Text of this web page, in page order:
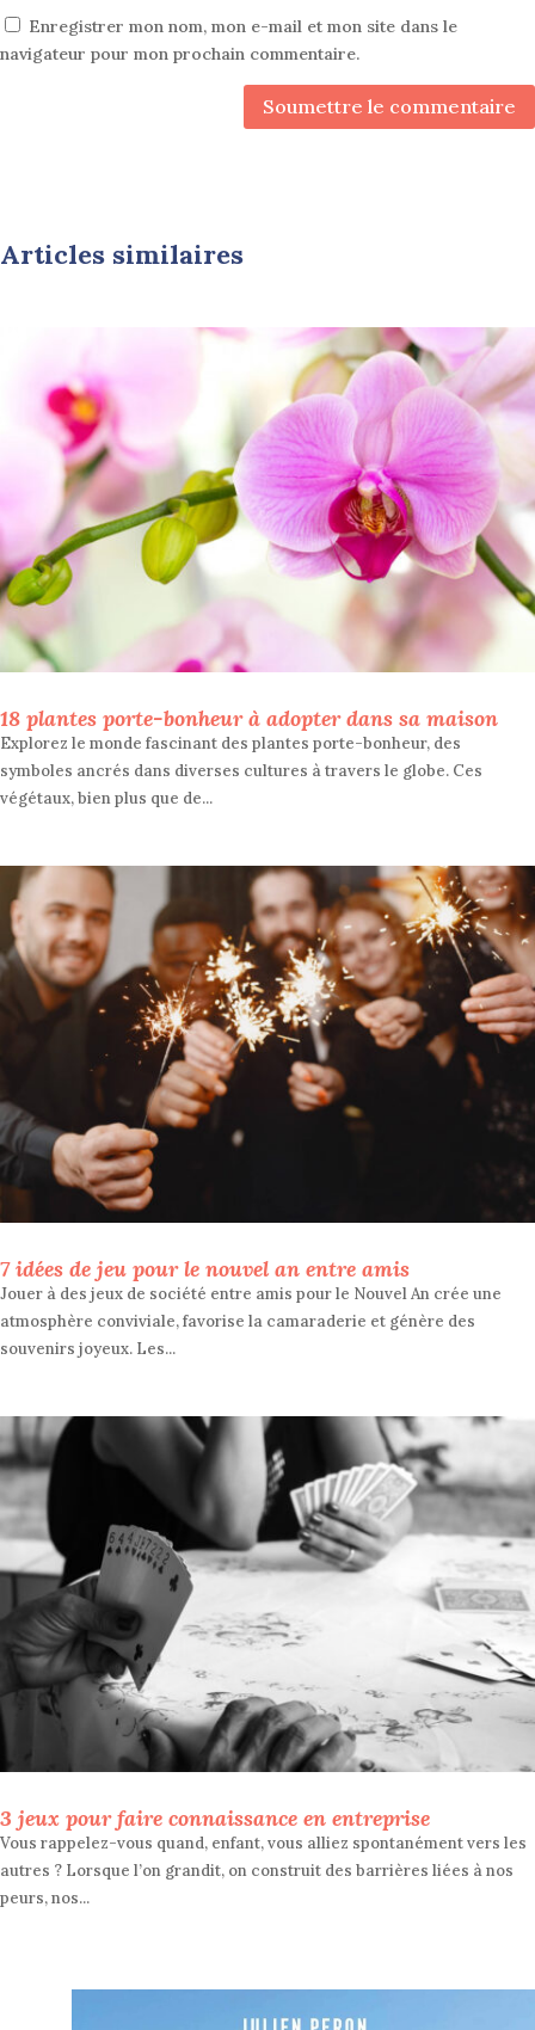
Enregistrer mon nom, mon e-mail et mon site dans le
navigateur pour mon prochain commentaire.
Soumettre le commentaire
Articles similaires
18 plantes porte-bonheur à adopter dans sa maison
Explorez le monde fascinant des plantes porte-bonheur, des
symboles ancrés dans diverses cultures à travers le globe. Ces
végétaux, bien plus que de...
7 idées de jeu pour le nouvel an entre amis
Jouer à des jeux de société entre amis pour le Nouvel An crée une
atmosphère conviviale, favorise la camaraderie et génère des
souvenirs joyeux. Les...
3 jeux pour faire connaissance en entreprise
Vous rappelez-vous quand, enfant, vous alliez spontanément vers les
autres ? Lorsque l’on grandit, on construit des barrières liées à nos
peurs, nos...